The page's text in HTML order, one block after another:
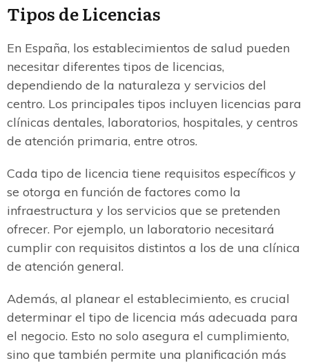
Tipos de Licencias
En España, los establecimientos de salud pueden
necesitar diferentes tipos de licencias,
dependiendo de la naturaleza y servicios del
centro. Los principales tipos incluyen licencias para
clínicas dentales, laboratorios, hospitales, y centros
de atención primaria, entre otros.
Cada tipo de licencia tiene requisitos específicos y
se otorga en función de factores como la
infraestructura y los servicios que se pretenden
ofrecer. Por ejemplo, un laboratorio necesitará
cumplir con requisitos distintos a los de una clínica
de atención general.
Además, al planear el establecimiento, es crucial
determinar el tipo de licencia más adecuada para
el negocio. Esto no solo asegura el cumplimiento,
sino que también permite una planificación más